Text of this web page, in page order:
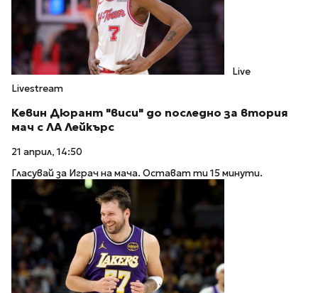
Live
Livestream
Кевин Дюрант "виси" до последно за втория
мач с ЛА Лейкърс
21 април, 14:50
Гласувай за Играч на мача. Остават ти 15 минути.